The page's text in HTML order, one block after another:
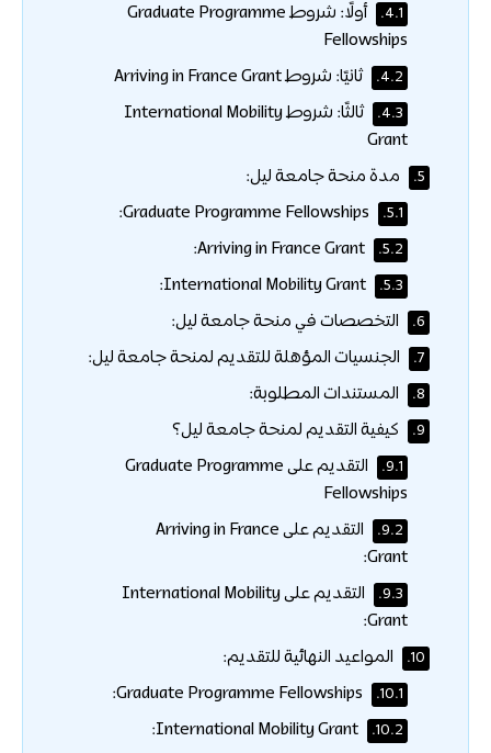
4.1.
أولًا: شروط Graduate Programme
Fellowships
4.2. ثانيًا: شروط Arriving in France Grant
4.3.
ثالثًا: شروط International Mobility
Grant
5. مدة منحة جامعة ليل:
5.1.
5.2.
5.3.
6. التخصصات في منحة جامعة ليل:
7. الجنسيات المؤهلة للتقديم لمنحة جامعة ليل:
8. المستندات المطلوبة:
9. كيفية التقديم لمنحة جامعة ليل؟
9.1.
التقديم على Graduate Programme
Fellowships
9.2.
التقديم على Arriving in France
Grant:
9.3.
التقديم على International Mobility
Grant:
10. المواعيد النهائية للتقديم:
10.1.
10.2.